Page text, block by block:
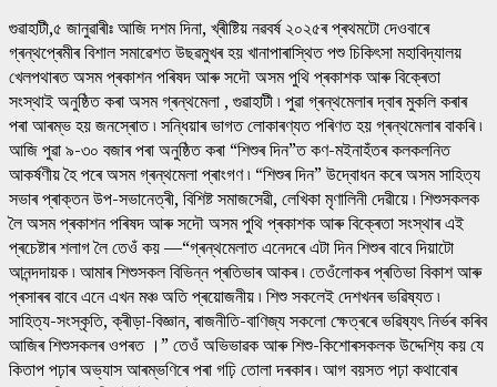
গুৱাহাটী,৫ জানুৱাৰীঃ আজি দশম দিনা, খ্ৰীষ্টিয় নৱবৰ্ষ ২০২৫ৰ প্ৰথমটো দেওবাৰে
গ্ৰন্থপ্ৰেমীৰ বিশাল সমাৱেশত উছৱমুখৰ হয় খানাপাৰাস্থিত পশু চিকিৎসা মহাবিদ্যালয়
খেলপথাৰত অসম প্ৰকাশন পৰিষদ আৰু সদৌ অসম পুথি প্ৰকাশক আৰু বিক্ৰেতা
সংস্থাই অনুষ্ঠিত কৰা অসম গ্ৰন্থমেলা , গুৱাহাটী ৷ পুৱা গ্ৰন্থমেলাৰ দ্বাৰ মুকলি কৰাৰ
পৰা আৰম্ভ হয় জনস্ৰোত ৷ সন্ধিয়াৰ ভাগত লোকাৰণ্যত পৰিণত হয় গ্ৰন্থমেলাৰ বাকৰি ৷
আজি পুৱা ৯-৩০ বজাৰ পৰা অনুষ্ঠিত কৰা “শিশুৰ দিন”ত কণ-মইনাহঁতৰ কলকলনিত
আকৰ্ষণীয় হৈ পৰে অসম গ্ৰন্থমেলা প্ৰাংগণ ৷ “শিশুৰ দিন” উদ্বোধন কৰে অসম সাহিত্য
সভাৰ প্ৰাক্তন উপ-সভানেত্ৰী, বিশিষ্ট সমাজসেৱী, লেখিকা মৃণালিনী দেৱীয়ে ৷ শিশুসকলক
লৈ অসম প্ৰকাশন পৰিষদ আৰু সদৌ অসম পুথি প্ৰকাশক আৰু বিক্ৰেতা সংস্থাৰ এই
প্ৰচেষ্টাৰ শলাগ লৈ তেওঁ কয় —“গ্ৰন্থমেলাত এনেদৰে এটা দিন শিশুৰ বাবে দিয়াটো
আনন্দদায়ক ৷ আমাৰ শিশুসকল বিভিন্ন প্ৰতিভাৰ আকৰ ৷ তেওঁলোকৰ প্ৰতিভা বিকাশ আৰু
প্ৰসাৰৰ বাবে এনে এখন মঞ্চ অতি প্ৰয়োজনীয় ৷ শিশু সকলেই দেশখনৰ ভৱিষ্যত ৷
সাহিত্য-সংস্কৃতি, ক্ৰীড়া-বিজ্ঞান, ৰাজনীতি-বাণিজ্য সকলো ক্ষেত্ৰৰে ভৱিষ্যৎ নিৰ্ভৰ কৰিব
আজিৰ শিশুসকলৰ ওপৰত ।” তেওঁ অভিভাৱক আৰু শিশু-কিশোৰসকলক উদ্দেশ্যি কয় যে
কিতাপ পঢ়াৰ অভ্যাস আৰম্ভণিৰে পৰা গঢ়ি তোলা দৰকাৰ ৷ আগ বয়সত পঢ়া কথাবোৰ